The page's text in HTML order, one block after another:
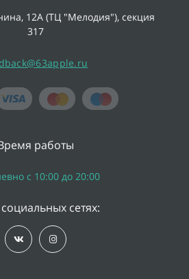
12А (ТЦ "Мелодия"), секция
317
работы
с 10:00 до 20:00
сетях: